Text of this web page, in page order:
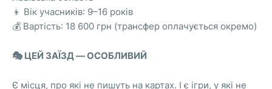
👦 Вік учасників: 9–16 років
💰 Вартість: 18 600 грн (трансфер оплачується окремо)
🎭 ЦЕЙ ЗАЇЗД — ОСОБЛИВИЙ
Є місця, про які не пишуть на картах. І є ігри, у які не